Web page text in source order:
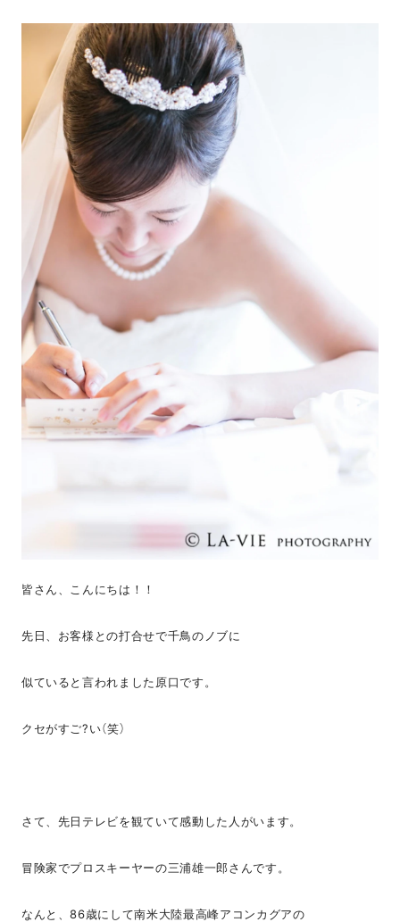
皆さん、こんにちは！！
先日、お客様との打合せで千鳥のノブに
似ていると言われました原口です。
クセがすご?い（笑）
さて、先日テレビを観ていて感動した人がいます。
冒険家でプロスキーヤーの三浦雄一郎さんです。
なんと、86歳にして南米大陸最高峰アコンカグアの